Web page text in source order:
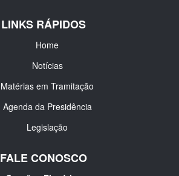
LINKS RÁPIDOS
Home
Notícias
Matérias em Tramitação
Agenda da Presidência
Legislação
FALE CONOSCO